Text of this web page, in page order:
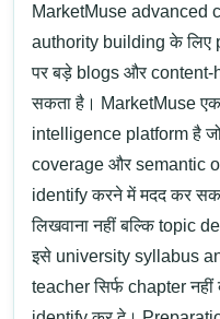
MarketMuse advanced
authority building के लिए
पर बड़े blogs और content-
सकता है। MarketMuse
intelligence platform है
coverage और semantic
identify करने में मदद कर
लिखवाना नहीं बल्कि topic
इसे university syllabus
teacher सिर्फ chapter